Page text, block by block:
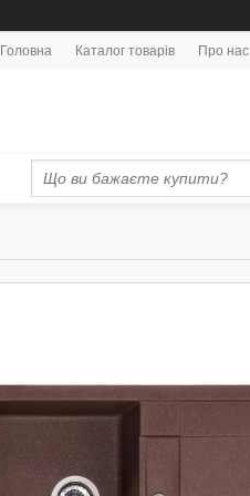
Головна Каталог товарів Про нас